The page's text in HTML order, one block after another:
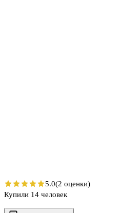
5.0(2 оценки)
Купили 14 человек